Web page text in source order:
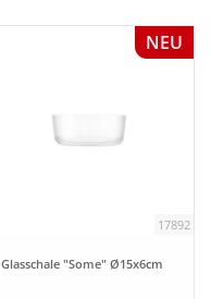
NEU
17892
Glasschale "Some" Ø15x6cm